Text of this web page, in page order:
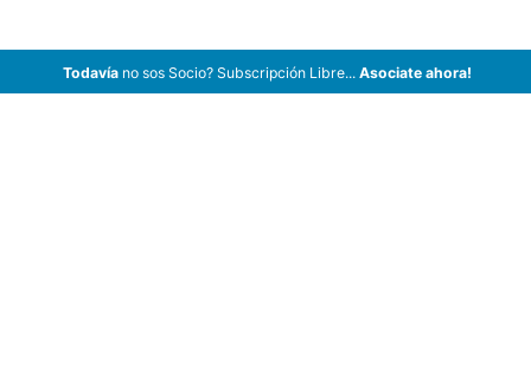
Todavíano sos Socio? Subscripción Libre... Asociate ahora!